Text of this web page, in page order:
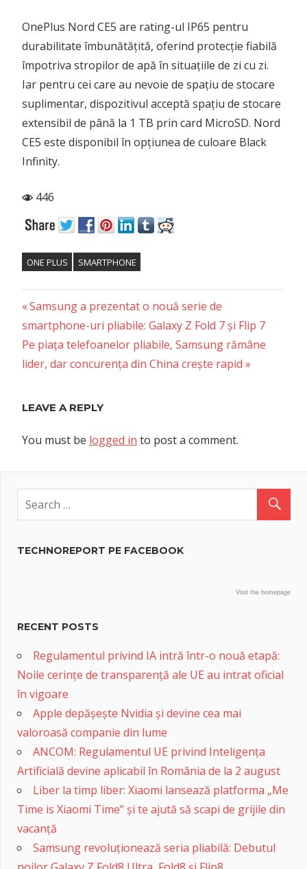
OnePlus Nord CE5 are rating-ul IP65 pentru
durabilitate îmbunătățită, oferind protecție fiabilă
împotriva stropilor de apă în situațiile de zi cu zi.
Iar pentru cei care au nevoie de spațiu de stocare
suplimentar, dispozitivul acceptă spațiu de stocare
extensibil de până la 1 TB prin card MicroSD. Nord
CE5 este disponibil în opțiunea de culoare Black
Infinity.
446
ONE PLUS SMARTPHONE
Post
navigation
Previous
Post:
Samsung a prezentat o nouă serie de
smartphone-uri pliabile: Galaxy Z Fold 7 și Flip 7
Next
Post:
Pe piața telefoanelor pliabile, Samsung rămâne
lider, dar concurența din China crește rapid
LEAVE A REPLY
You must be logged in to post a comment.
TECHNOREPORT PE FACEBOOK
Visit the homepage
RECENT POSTS
Regulamentul privind IA intră într-o nouă etapă:
Noile cerințe de transparență ale UE au intrat oficial
în vigoare
Apple depășește Nvidia și devine cea mai
valoroasă companie din lume
ANCOM: Regulamentul UE privind Inteligența
Artificială devine aplicabil în România de la 2 august
Liber la timp liber: Xiaomi lansează platforma „Me
Time is Xiaomi Time” și te ajută să scapi de grijile din
vacanță
Samsung revoluționează seria pliabilă: Debutul